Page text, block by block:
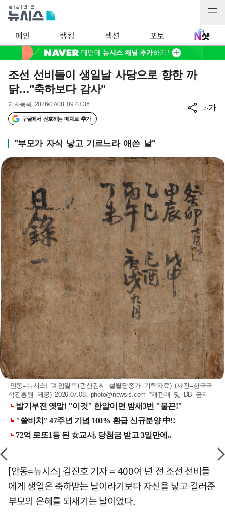
메인 랭킹 섹션 포토
조선 선비들이 생일날 사당으로 향한 까
닭…"축하보다 감사"
기사등록 2026/07/08 09:43:36
구글에서 선호하는 매체로 추가
가가
"부모가 자식 낳고 기르느라 애쓴 날"
[안동=뉴시스] '계암일록'(광산김씨 설월당종가 기탁자료) (사진=한국국
학진흥원 제공) 2026.07.08. photo@newsis.com *재판매 및 DB 금지
[안동=뉴시스] 김진호 기자 = 400여 년 전 조선 선비들
에게 생일은 축하받는 날이라기보다 자신을 낳고 길러준
부모의 은혜를 되새기는 날이었다.